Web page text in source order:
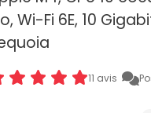
Wi-Fi 6E, 10
11 avis